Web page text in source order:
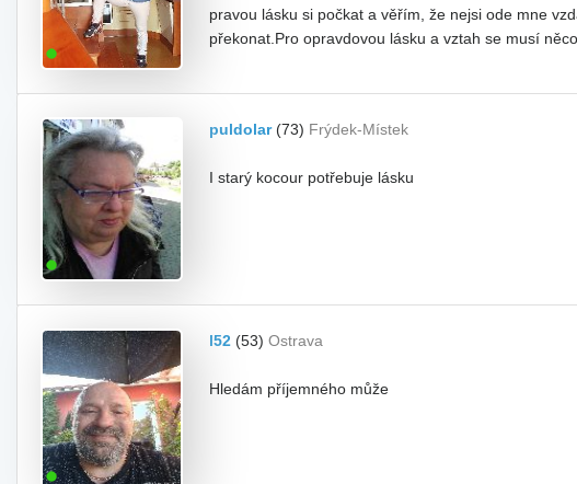
pravou lásku si počkat a věřím, že nejsi ode mne
překonat.Pro opravdovou lásku a vztah se musí
puldolar(73) Frýdek-Místek
I starý kocour potřebuje lásku
l52 (53) Ostrava
Hledám příjemného může